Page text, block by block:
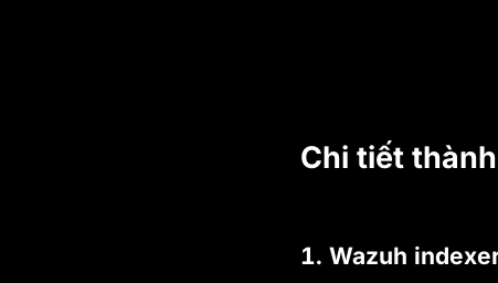
Chi tiết
1. Wazuh